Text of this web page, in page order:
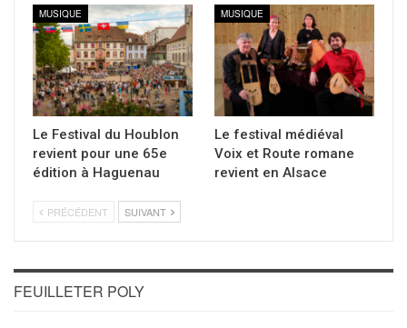
MUSIQUE
Le Festival du Houblon
revient pour une 65e
édition à Haguenau
MUSIQUE
Le festival médiéval
Voix et Route romane
revient en Alsace
PRÉCÉDENT SUIVANT
FEUILLETER POLY